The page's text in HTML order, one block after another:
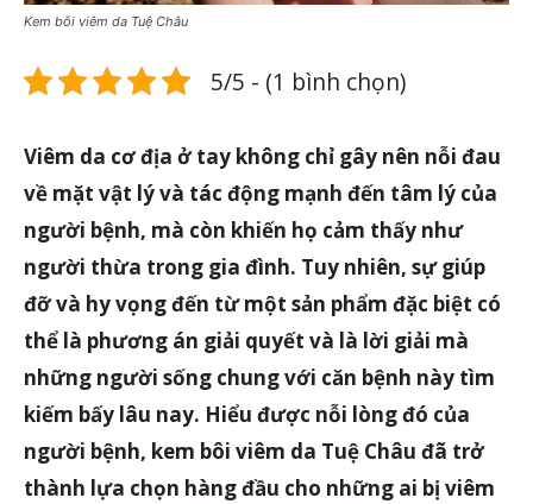
Kem bôi viêm da Tuệ Châu
5/5 - (1 bình chọn)
Viêm da cơ địa ở tay không chỉ gây nên nỗi đau
về mặt vật lý và tác động mạnh đến tâm lý của
người bệnh, mà còn khiến họ cảm thấy như
người thừa trong gia đình. Tuy nhiên, sự giúp
đỡ và hy vọng đến từ một sản phẩm đặc biệt có
thể là phương án giải quyết và là lời giải mà
những người sống chung với căn bệnh này tìm
kiếm bấy lâu nay. Hiểu được nỗi lòng đó của
người bệnh, kem bôi viêm da Tuệ Châu đã trở
thành lựa chọn hàng đầu cho những ai bị viêm